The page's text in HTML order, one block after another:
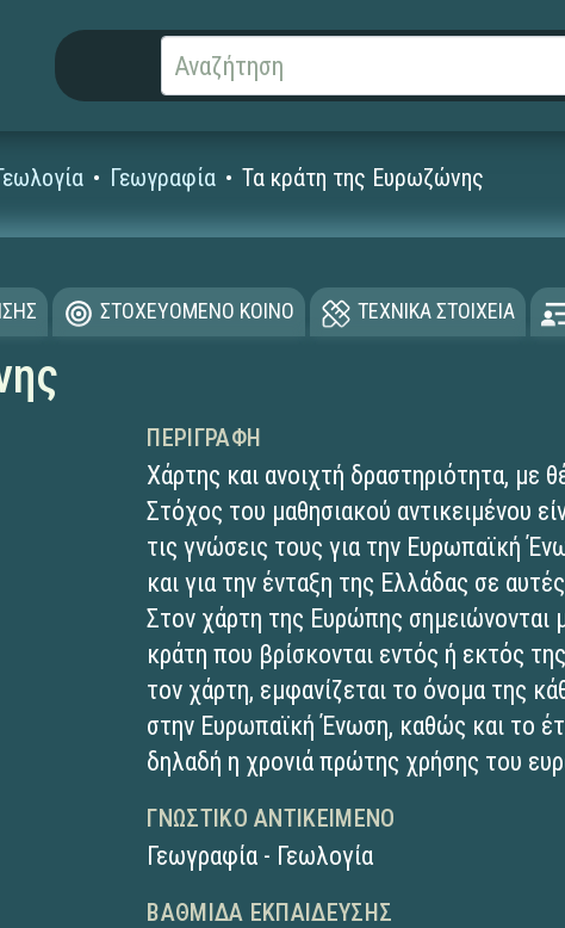
Γεωγραφία Τα κράτη της Ευρωζώνης
ΣΤΟΧΕΥΟΜΕΝΟ ΚΟΙΝΟ ΤΕΧΝΙΚΑ ΣΤΟΙΧΕΙΑ
ΠΕΡΙΓΡΑΦΉ
Χάρτης και ανοιχτή δραστηριότητα, με
Στόχος του μαθησιακού αντικειμένου
τις γνώσεις τους για την Ευρωπαϊκή
και για την ένταξη της Ελλάδας σε
Στον χάρτη της Ευρώπης σημειώνονται
κράτη που βρίσκονται εντός ή εκτός
τον χάρτη, εμφανίζεται το όνομα της
στην Ευρωπαϊκή Ένωση, καθώς και το
δηλαδή η χρονιά πρώτης χρήσης του
ΓΝΩΣΤΙΚΌ ΑΝΤΙΚΕΊΜΕΝΟ
Γεωγραφία - Γεωλογία
ΒΑΘΜΊΔΑ ΕΚΠΑΊΔΕΥΣΗΣ